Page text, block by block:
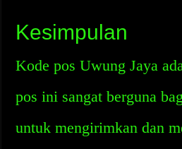
Kesimpulan
Kode pos Uwung Jaya
pos ini sangat berguna
untuk mengirimkan dan